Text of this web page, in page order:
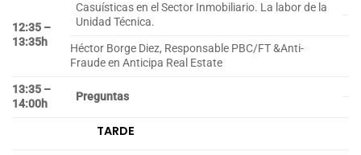
12:35 –
13:35h
Casuísticas en el Sector Inmobiliario. La labor de la
Unidad Técnica.
Héctor Borge Diez, Responsable PBC/FT &Anti-
Fraude en Anticipa Real Estate
13:35 –
14:00h
Preguntas
TARDE